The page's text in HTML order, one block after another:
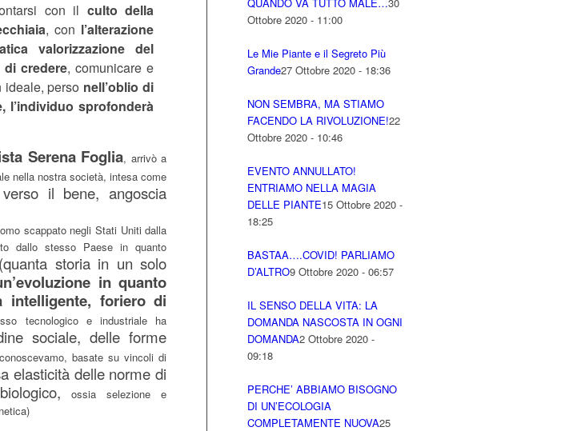
con il culto della
, con l’alterazione
valorizzazione del
credere, comunicare e
perso nell’oblio di
l’individuo sprofonderà
Serena Foglia, arrivò a
nella nostra società, intesa come
il bene, angoscia
scappato negli Stati Uniti dalla
dallo stesso Paese in quanto
(quanta storia in un solo
in quanto
intelligente, foriero di
tecnologico e industriale ha
sociale, delle forme
basate su vincoli di
elasticità delle norme di
ossia selezione e
Ottobre 2020 - 11:00
Le Mie Piante e il Segreto Più
Grande27 Ottobre 2020 - 18:36
NON SEMBRA, MA STIAMO
FACENDO LA RIVOLUZIONE!22
Ottobre 2020 - 10:46
EVENTO ANNULLATO!
ENTRIAMO NELLA MAGIA
DELLE PIANTE15 Ottobre 2020 -
18:25
BASTAA….COVID! PARLIAMO
D’ALTRO9 Ottobre 2020 - 06:57
IL SENSO DELLA VITA: LA
DOMANDA NASCOSTA IN OGNI
DOMANDA2 Ottobre 2020 -
09:18
PERCHE’ ABBIAMO BISOGNO
DI UN’ECOLOGIA
COMPLETAMENTE NUOVA25